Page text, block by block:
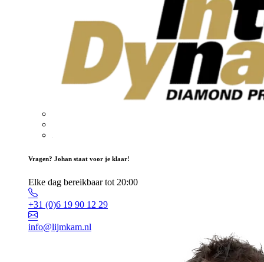
Vragen? Johan staat voor je klaar!
Elke dag bereikbaar tot 20:00
+31 (0)6 19 90 12 29
info@lijmkam.nl